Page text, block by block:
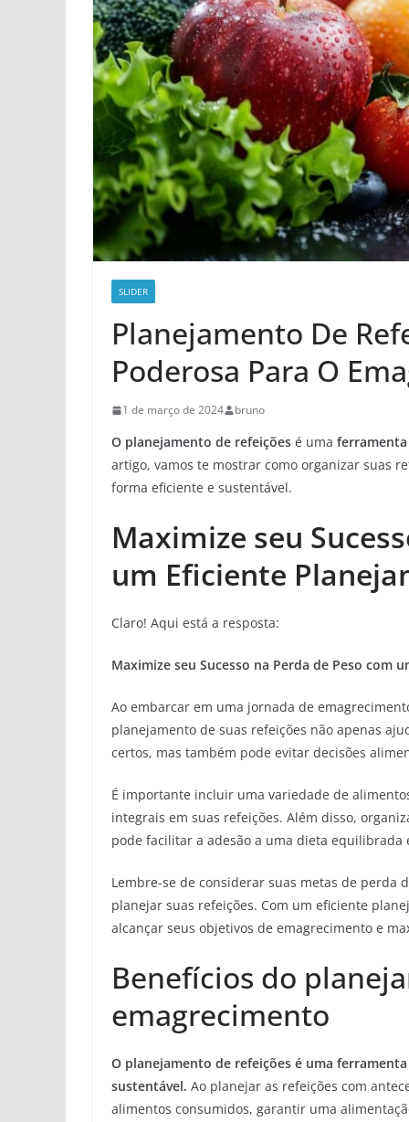
SLIDER
Planejamento De
Poderosa Para O
1 de março de 2024 bruno
O planejamento de refeições é uma
artigo, vamos te mostrar como organizar suas
forma eficiente e sustentável.
Maximize seu
um Eficiente
Claro! Aqui está a resposta:
Maximize seu Sucesso na Perda de Peso com
Ao embarcar em uma jornada de
planejamento de suas refeições não apenas
certos, mas também pode evitar decisões
É importante incluir uma variedade de
integrais em suas refeições. Além disso,
pode facilitar a adesão a uma dieta equilibrada
Lembre-se de considerar suas metas de perda
planejar suas refeições. Com um eficiente
alcançar seus objetivos de emagrecimento e
Benefícios do
emagrecimento
O planejamento de refeições é uma
sustentável. Ao planejar as refeições com
alimentos consumidos, garantir uma